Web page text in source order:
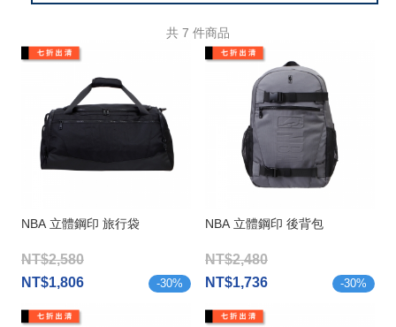
共 7 件商品
NBA 立體鋼印 旅行袋
NT$2,580
NT$1,806
-30%
NBA 立體鋼印 後背包
NT$2,480
NT$1,736
-30%